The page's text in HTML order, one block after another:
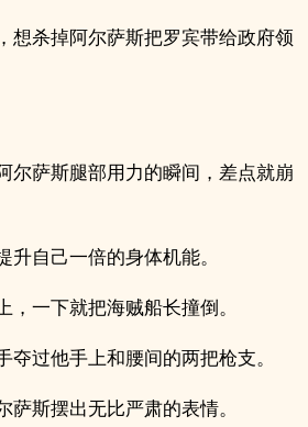
想杀掉阿尔萨斯把罗宾带给政府领
尔萨斯腿部用力的瞬间，差点就崩
升自己一倍的身体机能。
，一下就把海贼船长撞倒。
夺过他手上和腰间的两把枪支。
萨斯摆出无比严肃的表情。